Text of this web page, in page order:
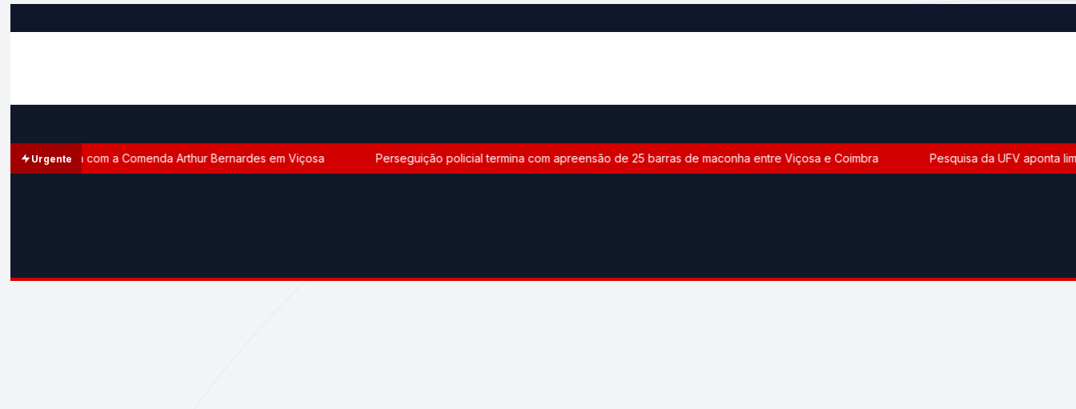
Urgentecom a Comenda Arthur Bernardes em Viçosa Perseguição policial termina com apreensão de 25 barras de maconha entre Viçosa e Coimbra Pesquisa da UFV aponta